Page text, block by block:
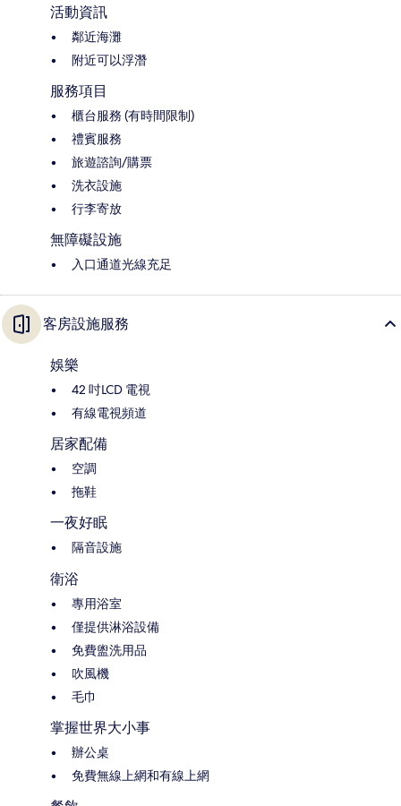
活動資訊
鄰近海灘
附近可以浮潛
服務項目
櫃台服務 (有時間限制)
禮賓服務
旅遊諮詢/購票
洗衣設施
行李寄放
無障礙設施
入口通道光線充足
客房設施服務
娛樂
42 吋LCD 電視
有線電視頻道
居家配備
空調
拖鞋
一夜好眠
隔音設施
衛浴
專用浴室
僅提供淋浴設備
免費盥洗用品
吹風機
毛巾
掌握世界大小事
辦公桌
免費無線上網和有線上網